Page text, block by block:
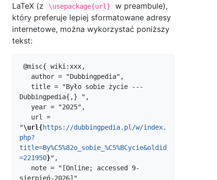
LaTeX (z
\usepackage{url}
w preambule),
który preferuje lepiej sformatowane adresy
internetowe, można wykorzystać poniższy
tekst:
Dubbingpedia{,} ",
"\url{https://dubbingpedia.pl/w/index.
php?
title=By%C5%82o_sobie_%C5%BCycie&oldid
=221950}",
sierpień-2026]"